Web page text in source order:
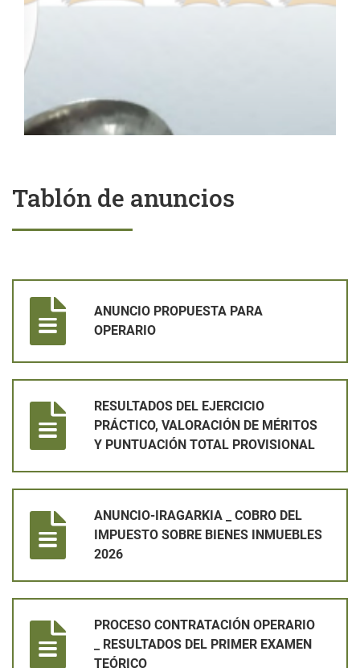
Tablón de anuncios
ANUNCIO PROPUESTA PARA
OPERARIO
RESULTADOS DEL EJERCICIO
PRÁCTICO, VALORACIÓN DE MÉRITOS
Y PUNTUACIÓN TOTAL PROVISIONAL
ANUNCIO-IRAGARKIA _ COBRO DEL
IMPUESTO SOBRE BIENES INMUEBLES
2026
PROCESO CONTRATACIÓN OPERARIO
_ RESULTADOS DEL PRIMER EXAMEN
TEÓRICO